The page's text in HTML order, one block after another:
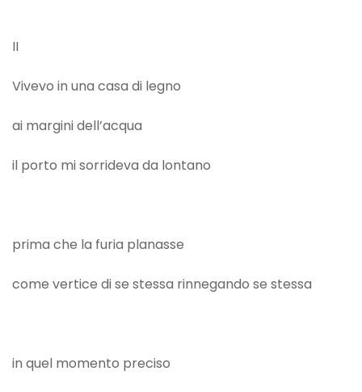
II
Vivevo in una casa di legno
ai margini dell’acqua
il porto mi sorrideva da lontano
prima che la furia planasse
come vertice di se stessa rinnegando se stessa
in quel momento preciso